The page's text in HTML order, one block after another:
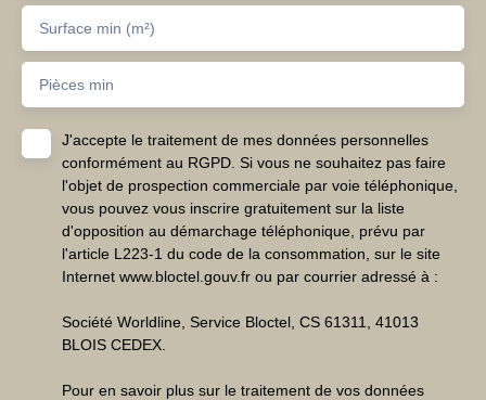
Surface min (m²)
Pièces min
J'accepte le traitement de mes données personnelles
conformément au RGPD. Si vous ne souhaitez pas faire
l'objet de prospection commerciale par voie téléphonique,
vous pouvez vous inscrire gratuitement sur la liste
d'opposition au démarchage téléphonique, prévu par
l'article L223-1 du code de la consommation, sur le site
Internet www.bloctel.gouv.fr ou par courrier adressé à :
Société Worldline, Service Bloctel, CS 61311, 41013
BLOIS CEDEX.
Pour en savoir plus sur le traitement de vos données